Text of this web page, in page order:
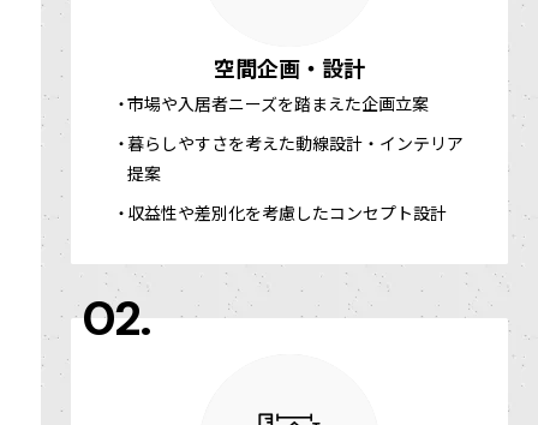
空間企画・設計
市場や入居者ニーズを踏まえた企画立案
暮らしやすさを考えた動線設計・インテリア
提案
収益性や差別化を考慮したコンセプト設計
02.